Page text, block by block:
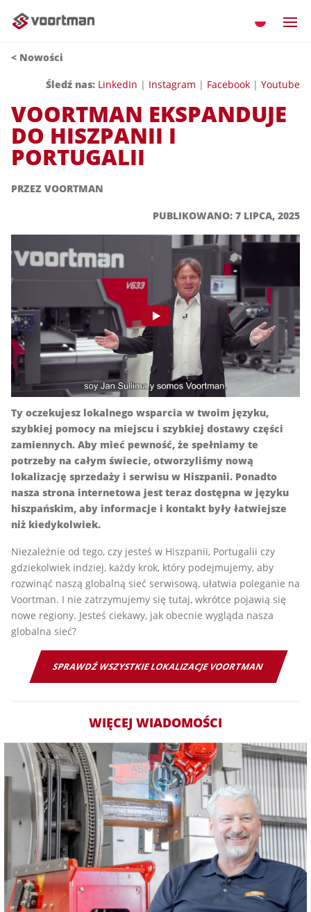
< Nowości
Śledź nas: LinkedIn | Instagram | Facebook | Youtube
VOORTMAN EKSPANDUJE
DO HISZPANII I
PORTUGALII
PRZEZ VOORTMAN
PUBLIKOWANO: 7 LIPCA, 2025
Ty oczekujesz lokalnego wsparcia w twoim języku,
szybkiej pomocy na miejscu i szybkiej dostawy części
zamiennych. Aby mieć pewność, że spełniamy te
potrzeby na całym świecie, otworzyliśmy nową
lokalizację sprzedaży i serwisu w Hiszpanii. Ponadto
nasza strona internetowa jest teraz dostępna w języku
hiszpańskim, aby informacje i kontakt były łatwiejsze
niż kiedykolwiek.
Niezależnie od tego, czy jesteś w Hiszpanii, Portugalii czy
gdziekolwiek indziej, każdy krok, który podejmujemy, aby
rozwinąć naszą globalną sieć serwisową, ułatwia poleganie na
Voortman. I nie zatrzymujemy się tutaj, wkrótce pojawią się
nowe regiony. Jesteś ciekawy, jak obecnie wygląda nasza
globalna sieć?
SPRAWDŹ WSZYSTKIE LOKALIZACJE VOORTMAN
WIĘCEJ WIADOMOŚCI